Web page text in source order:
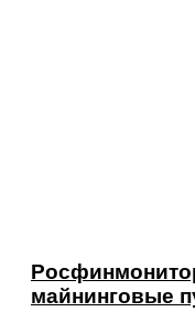
майнинговые